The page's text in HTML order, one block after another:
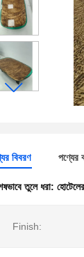
বিবরণ পণ্যের
তুলে ধরা:
Finish: